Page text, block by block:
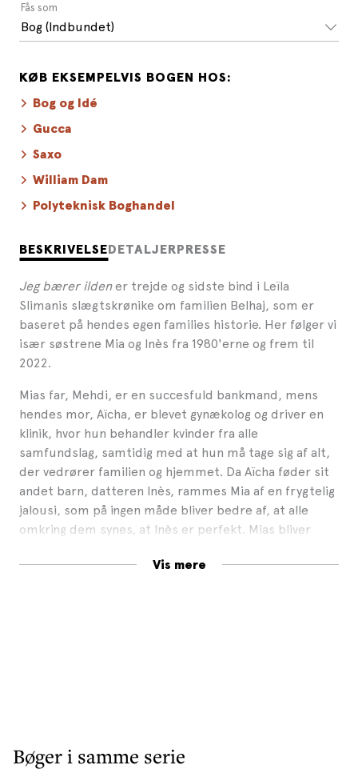
BESKRIVELSE DETALJER PRESSE
Jeg bærer ildener trejde og sidste bind i Leïla
Slimanis slægtskrønike om familien Belhaj, som er
baseret på hendes egen families historie. Her følger vi
især søstrene Mia og Inès fra 1980'erne og frem til
2022.
Mias far, Mehdi, er en succesfuld bankmand, mens
hendes mor, Aïcha, er blevet gynækolog og driver en
klinik, hvor hun behandler kvinder fra alle
samfundslag, samtidig med at hun må tage sig af alt,
der vedrører familien og hjemmet. Da Aïcha føder sit
andet barn, datteren Inès, rammes Mia af en frygtelig
jalousi, som på ingen måde bliver bedre af, at alle
omkring dem synes, at Inès er perfekt. Mias bliver
vinde sin fars anerkendelse. Efter en gymnasietid med
om en families kampe og konflikter, om identitet, arv
og komplekse familiedynamikker, og om at forsøge at
Vis mere
Fås som
Bog (Indbundet)
KØB EKSEMPELVIS BOGEN HOS:
Bog og Idé
Gucca
Saxo
William Dam
Polyteknisk Boghandel
Bøger i samme serie